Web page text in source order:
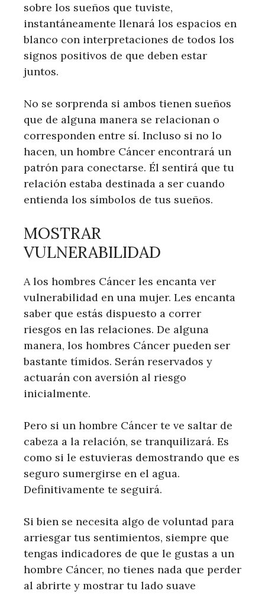
sobre los sueños que tuviste,
instantáneamente llenará los espacios en
blanco con interpretaciones de todos los
signos positivos de que deben estar
juntos.
No se sorprenda si ambos tienen sueños
que de alguna manera se relacionan o
corresponden entre sí. Incluso si no lo
hacen, un hombre Cáncer encontrará un
patrón para conectarse. Él sentirá que tu
relación estaba destinada a ser cuando
entienda los símbolos de tus sueños.
MOSTRAR
VULNERABILIDAD
A los hombres Cáncer les encanta ver
vulnerabilidad en una mujer. Les encanta
saber que estás dispuesto a correr
riesgos en las relaciones. De alguna
manera, los hombres Cáncer pueden ser
bastante tímidos. Serán reservados y
actuarán con aversión al riesgo
inicialmente.
Pero si un hombre Cáncer te ve saltar de
cabeza a la relación, se tranquilizará. Es
como si le estuvieras demostrando que es
seguro sumergirse en el agua.
Definitivamente te seguirá.
Si bien se necesita algo de voluntad para
arriesgar tus sentimientos, siempre que
tengas indicadores de que le gustas a un
hombre Cáncer, no tienes nada que perder
al abrirte y mostrar tu lado suave